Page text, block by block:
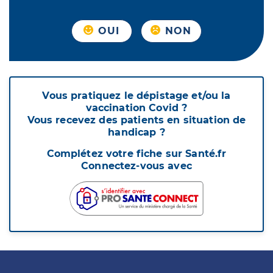
OUI NON
Vous pratiquez le dépistage et/ou la
vaccination Covid ?
Vous recevez des patients en situation de
handicap ?
Complétez votre fiche sur Santé.fr
Connectez-vous avec